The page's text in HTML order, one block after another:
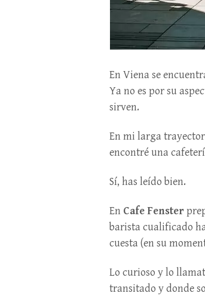
En Viena se
Ya no es por su
sirven.
En mi larga
encontré una
Sí, has leído bien.
En Cafe Fenster
barista cualificado
cuesta (en su
Lo curioso y lo
transitado y donde